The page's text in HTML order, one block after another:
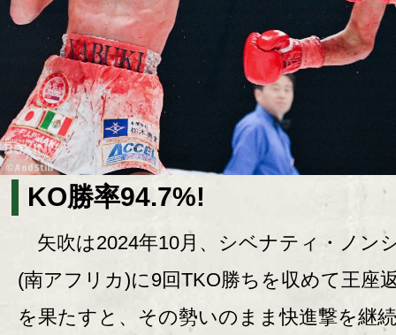
KO勝率94.7%!
矢吹は2024年10月、シベナティ・ノン
(南アフリカ)に9回TKO勝ちを収めて王座
を果たすと、その勢いのまま快進撃を継